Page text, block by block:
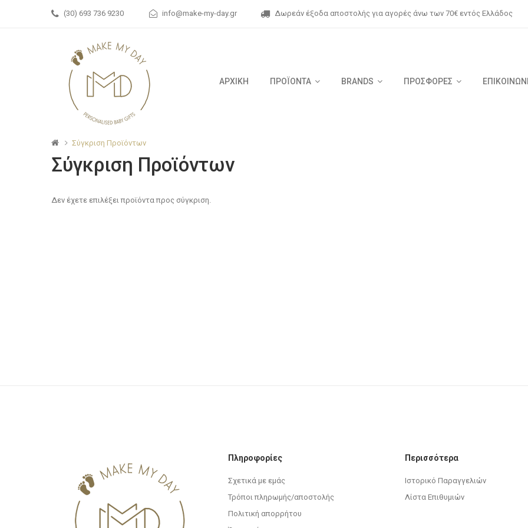
(30) 693 736 9230 info@make-my-day.gr Δωρεάν έξοδα αποστολής για αγορές άνω των 70€ εντός Ελλάδος
ΑΡΧΙΚΗ ΠΡΟΪΟΝΤΑ BRANDS ΠΡΟΣΦΟΡΕΣ
Σύγκριση Προϊόντων
Σύγκριση Προϊόντων
Δεν έχετε επιλέξει προϊόντα προς σύγκριση.
Πληροφορίες
Σχετικά με εμάς
Τρόποι πληρωμής/αποστολής
Πολιτική απορρήτου
Περισσότερα
Ιστορικό Παραγγελιών
Λίστα Επιθυμιών